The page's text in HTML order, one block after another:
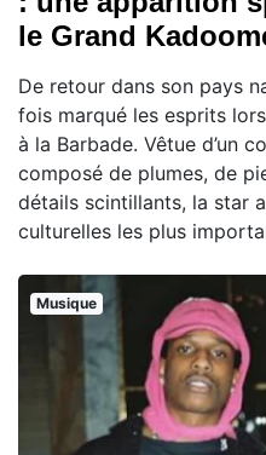
le Grand
De retour dans son pays
fois marqué les esprits
à la Barbade. Vêtue d’un
composé de plumes, de
détails scintillants, la star
culturelles les plus
Musique